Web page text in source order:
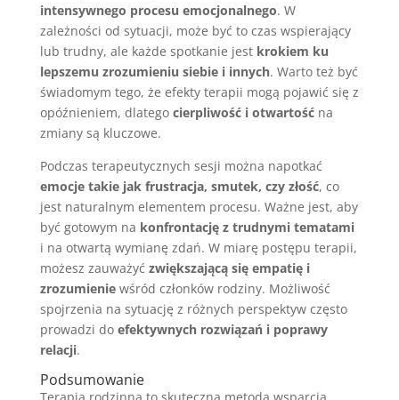
intensywnego procesu emocjonalnego. W
zależności od sytuacji, może być to czas wspierający
lub trudny, ale każde spotkanie jest krokiem ku
lepszemu zrozumieniu siebie i innych. Warto też być
świadomym tego, że efekty terapii mogą pojawić się z
opóźnieniem, dlatego cierpliwość i otwartośćna
zmiany są kluczowe.
Podczas terapeutycznych sesji można napotkać
emocje takie jak frustracja, smutek, czy złość, co
jest naturalnym elementem procesu. Ważne jest, aby
być gotowym na konfrontację z trudnymi tematami
i na otwartą wymianę zdań. W miarę postępu terapii,
możesz zauważyć zwiększającą się empatię i
zrozumieniewśród członków rodziny. Możliwość
spojrzenia na sytuację z różnych perspektyw często
prowadzi do efektywnych rozwiązań i poprawy
relacji.
Podsumowanie